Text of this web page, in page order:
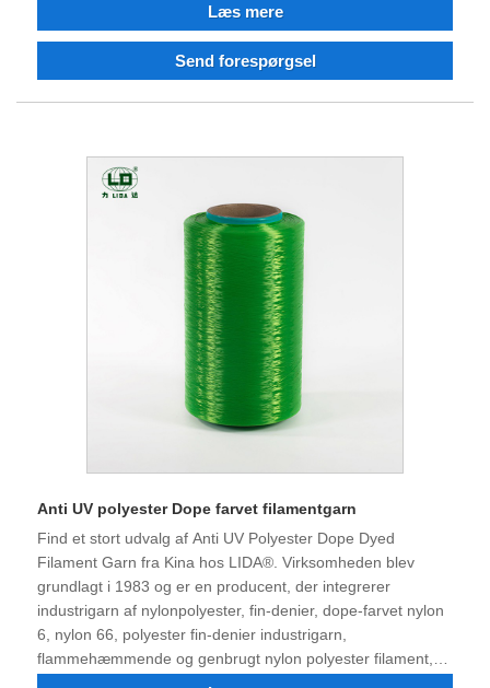
230 tons. Virksomheden råder over internationalt avanceret
ansatte og en fabriksbygning på mere end 100.000
Produkterne er meget udbredt i højkvalitets sytråd,
fiskenettråd, webbing, specialnet, kerne. tråd,
vindkraftbasestof, vandstof, højkvalitetsstof og andre
områder. Virksomheden er en national højteknologisk,
kreditstyring demonstration og kontrakt-lydende kredit AAA
virksomhed. Med GRS, OEKO-Tex standard 100
certificering er produkterne af høj kvalitet og høj stabilitet og
har vundet mange nationale opfindelsespriser. "Lida"
mærkefiber er velkendt på indenlandske og udenlandske
markeder og eksporteres til hele verden.
Læs mere
Send forespørgsel
Anti UV polyester Dope farvet filamentgarn
Find et stort udvalg af Anti UV Polyester Dope Dyed
Filament Garn fra Kina hos LIDA®. Virksomheden blev
grundlagt i 1983 og er en producent, der integrerer
industrigarn af nylonpolyester, fin-denier, dope-farvet nylon
6, nylon 66, polyester fin-denier industrigarn,
flammehæmmende og genbrugt nylon polyester filament,